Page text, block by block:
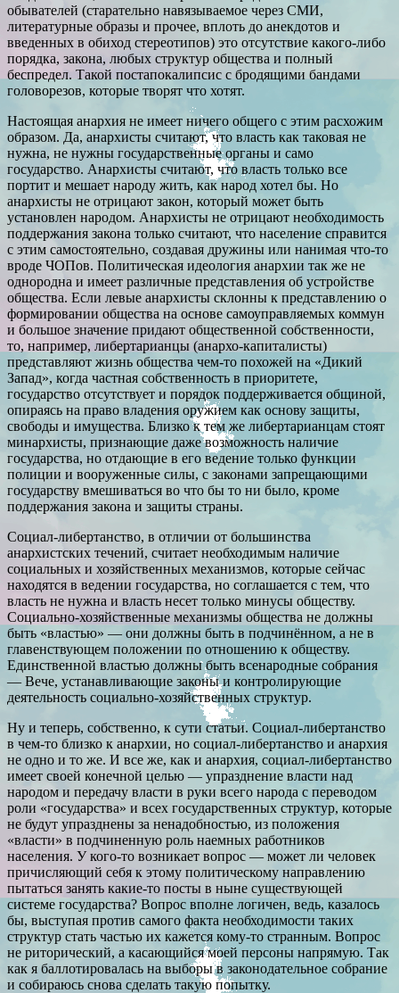
обывателей (старательно навязываемое через СМИ,
литературные образы и прочее, вплоть до анекдотов и
введенных в обиход стереотипов) это отсутствие какого-либо
порядка, закона, любых структур общества и полный
беспредел. Такой постапокалипсис с бродящими бандами
головорезов, которые творят что хотят.
Настоящая анархия не имеет ничего общего с этим расхожим
образом. Да, анархисты считают, что власть как таковая не
нужна, не нужны государственные органы и само
государство. Анархисты считают, что власть только все
портит и мешает народу жить, как народ хотел бы. Но
анархисты не отрицают закон, который может быть
установлен народом. Анархисты не отрицают необходимость
поддержания закона только считают, что население справится
с этим самостоятельно, создавая дружины или нанимая что-то
вроде ЧОПов. Политическая идеология анархии так же не
однородна и имеет различные представления об устройстве
общества. Если левые анархисты склонны к представлению о
формировании общества на основе самоуправляемых коммун
и большое значение придают общественной собственности,
то, например, либертарианцы (анархо-капиталисты)
представляют жизнь общества чем-то похожей на «Дикий
Запад», когда частная собственность в приоритете,
государство отсутствует и порядок поддерживается общиной,
опираясь на право владения оружием как основу защиты,
свободы и имущества. Близко к тем же либертарианцам стоят
минархисты, признающие даже возможность наличие
государства, но отдающие в его ведение только функции
полиции и вооруженные силы, с законами запрещающими
государству вмешиваться во что бы то ни было, кроме
поддержания закона и защиты страны.
Социал-либертанство, в отличии от большинства
анархистских течений, считает необходимым наличие
социальных и хозяйственных механизмов, которые сейчас
находятся в ведении государства, но соглашается с тем, что
власть не нужна и власть несет только минусы обществу.
Социально-хозяйственные механизмы общества не должны
быть «властью» — они должны быть в подчинённом, а не в
главенствующем положении по отношению к обществу.
Единственной властью должны быть всенародные собрания
— Вече, устанавливающие законы и контролирующие
деятельность социально-хозяйственных структур.
Ну и теперь, собственно, к сути статьи. Социал-либертанство
в чем-то близко к анархии, но социал-либертанство и анархия
не одно и то же. И все же, как и анархия, социал-либертанство
имеет своей конечной целью — упразднение власти над
народом и передачу власти в руки всего народа с переводом
роли «государства» и всех государственных структур, которые
не будут упразднены за ненадобностью, из положения
«власти» в подчиненную роль наемных работников
населения. У кого-то возникает вопрос — может ли человек
причисляющий себя к этому политическому направлению
пытаться занять какие-то посты в ныне существующей
системе государства? Вопрос вполне логичен, ведь, казалось
бы, выступая против самого факта необходимости таких
структур стать частью их кажется кому-то странным. Вопрос
не риторический, а касающийся моей персоны напрямую. Так
как я баллотировалась на выборы в законодательное собрание
и собираюсь снова сделать такую попытку.